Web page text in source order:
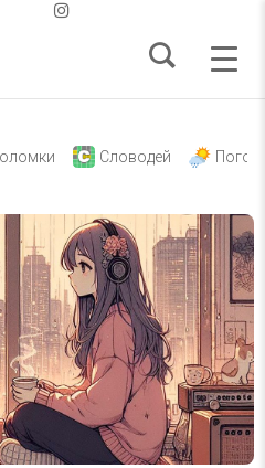
Словодей